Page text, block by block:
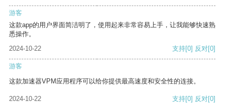
游客
这款app的用户界面简洁明了，使用起来非常容易上手，让我能够快速熟
悉操作。
2024-10-22
支持[0] 反对[0]
游客
这款加速器VPM应用程序可以给你提供最高速度和安全性的连接。
2024-10-22 支持[0] 反对[0]